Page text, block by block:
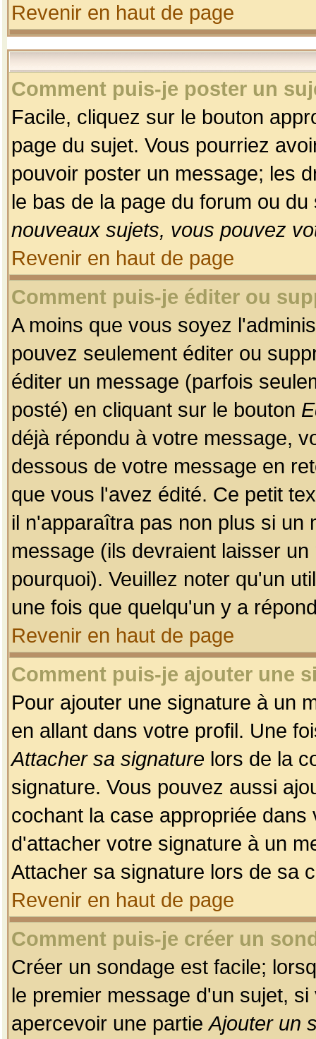
Revenir en haut de page
Comment puis-je poster un
Facile, cliquez sur le bouton
page du sujet. Vous pourriez
pouvoir poster un message; les
le bas de la page du forum ou
nouveaux sujets, vous pouvez
Revenir en haut de page
Comment puis-je éditer ou
A moins que vous soyez
pouvez seulement éditer ou
éditer un message (parfois
posté) en cliquant sur le bouton
déjà répondu à votre message,
dessous de votre message en
que vous l'avez édité. Ce petit
il n'apparaîtra pas non plus si un
message (ils devraient laisser
pourquoi). Veuillez noter qu'un
une fois que quelqu'un y a
Revenir en haut de page
Comment puis-je ajouter une
Pour ajouter une signature à un
en allant dans votre profil. Une
Attacher sa signature lors de la
signature. Vous pouvez aussi
cochant la case appropriée
d'attacher votre signature à un
Attacher sa signature lors de sa
Revenir en haut de page
Comment puis-je créer un
Créer un sondage est facile;
le premier message d'un sujet,
apercevoir une partieAjouter un